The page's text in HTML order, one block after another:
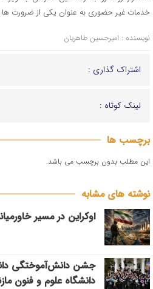
خدمات غیر حضوری به عنوان یکی از ضرورت ها
نویسنده : امیرحسین طاهریان
اشتراک گذاری :
لینک کوتاه :
برچسب ها
این مطلب بدون برچسب می باشد.
نوشته های مشابه
اوکراین در مسیر
جشن دانش‌آموختگی
دانشگاه علوم و فنون